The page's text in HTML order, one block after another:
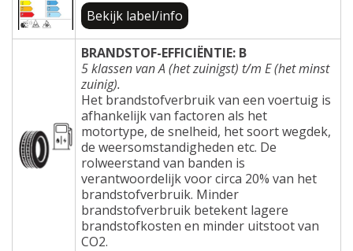
Bekijk label/info
BRANDSTOF-EFFICIËNTIE: B
5 klassen van A (het zuinigst) t/m E (het minst
zuinig).
Het brandstofverbruik van een voertuig is
afhankelijk van factoren als het
motortype, de snelheid, het soort wegdek,
de weersomstandigheden etc. De
rolweerstand van banden is
verantwoordelijk voor circa 20% van het
brandstofverbruik. Minder
brandstofverbruik betekent lagere
brandstofkosten en minder uitstoot van
CO2.